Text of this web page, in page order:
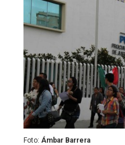
Foto: Ámbar Barrera